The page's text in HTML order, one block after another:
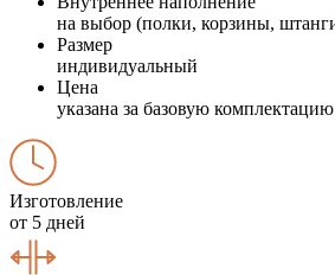
на выбор (полки, корзины,
Размер
индивидуальный
Цена
указана за базовую комплектацию
Изготовление
от 5 дней